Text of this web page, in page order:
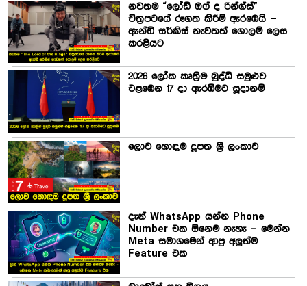
නවතම “ලෝඩ් ඔෆ් ද රින්ග්ස්”
චිත්‍රපටයේ රූගත කිරීම් ඇරඹෙයි –
ඇන්ඩි සර්කිස් නැවතත් ගොලම් ලෙස
කරළියට
2026 ලෝක කෘත්‍රිම බුද්ධි සමුළුව
එළඹෙන 17 දා ඇරඹීමට සූදානම්
ලොව හොඳම දූපත ශ්‍රී ලංකාව
දැන් WhatsApp යන්න Phone
Number එක ඕනෙම නැහැ – මෙන්න
Meta සමාගමෙන් ආපු අලුත්ම
Feature එක